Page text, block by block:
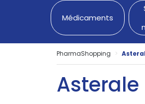
Médicaments
PharmaShopping
Asterale